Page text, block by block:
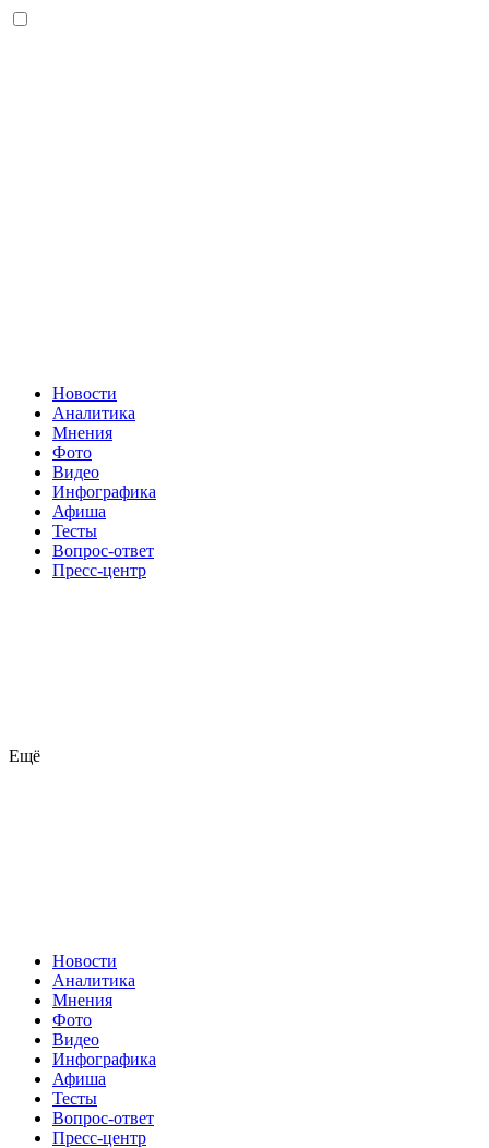
Новости
Аналитика
Мнения
Фото
Видео
Инфографика
Афиша
Тесты
Вопрос-ответ
Пресс-центр
Ещё
Новости
Аналитика
Мнения
Фото
Видео
Инфографика
Афиша
Тесты
Вопрос-ответ
Пресс-центр